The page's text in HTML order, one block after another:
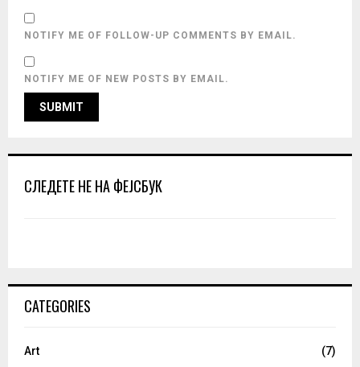
NOTIFY ME OF FOLLOW-UP COMMENTS BY EMAIL.
NOTIFY ME OF NEW POSTS BY EMAIL.
СЛЕДЕТЕ НЕ НА ФЕЈСБУК
CATEGORIES
Art
(7)